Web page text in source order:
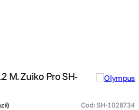
M. Zuiko Pro SH-
) Cod:SH-1028734